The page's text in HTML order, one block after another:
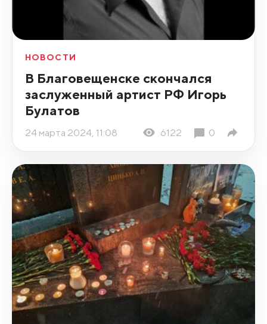
НОВОСТИ
В Благовещенске скончался
заслуженный артист РФ Игорь
Булатов
24 марта 2024, 11:08 6122 0